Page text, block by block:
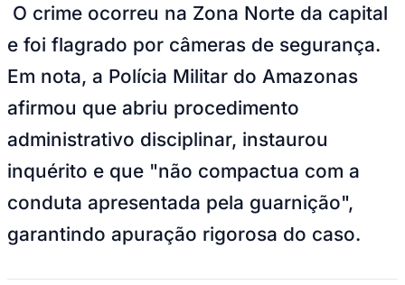
O crime ocorreu na Zona Norte da capital
e foi flagrado por câmeras de segurança.
Em nota, a Polícia Militar do Amazonas
afirmou que abriu procedimento
administrativo disciplinar, instaurou
inquérito e que "não compactua com a
conduta apresentada pela guarnição",
garantindo apuração rigorosa do caso.